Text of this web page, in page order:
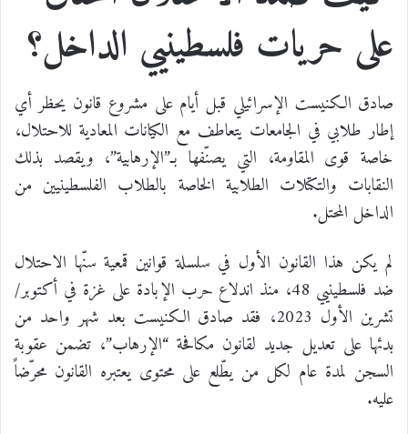
على حريات فلسطينيي الداخل؟
صادق الكنيست الإسرائيلي قبل أيام على مشروع قانون يحظر أي
إطار طلابي في الجامعات يتعاطف مع الكيانات المعادية للاحتلال،
خاصة قوى المقاومة، التي يصنّفها بـ”الإرهابية”، ويقصد بذلك
النقابات والتكتلات الطلابية الخاصة بالطلاب الفلسطينيين من
الداخل المحتل.
لم يكن هذا القانون الأول في سلسلة قوانين قمعية سنّها الاحتلال
ضد فلسطينيي 48، منذ اندلاع حرب الإبادة على غزة في أكتوبر/
تشرين الأول 2023، فقد صادق الكنيست بعد شهر واحد من
بدئها على تعديل جديد لقانون مكافحة “الإرهاب”، تضمن عقوبة
السجن لمدة عام لكل من يطّلع على محتوى يعتبره القانون محرّضاً
عليه.